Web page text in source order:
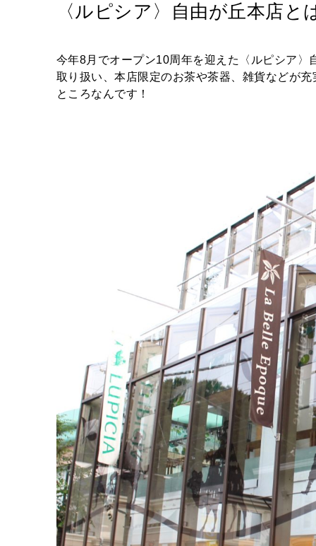
〈ルピシア〉自由が丘本店と
今年8月でオープン10周年を迎えた〈ルピシア
取り扱い、本店限定のお茶や茶器、雑貨などが
ところなんです！